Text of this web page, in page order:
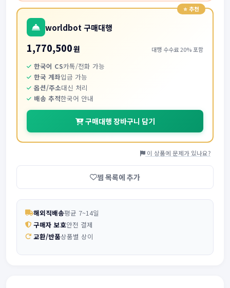
worldbot 구매대행
1,770,500원 대행 수수료 20% 포함
한국어 CS카톡/전화 가능
한국 계좌입금 가능
옵션/주소대신 처리
배송 추적한국어 안내
구매대행 장바구니 담기
이 상품에 문제가 있나요?
찜 목록에 추가
해외직배송평균 7~14일
구매자 보호안전 결제
교환/반품상품별 상이